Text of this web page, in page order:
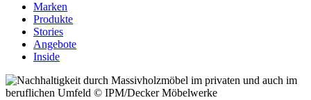
Marken
Produkte
Stories
Angebote
Inside